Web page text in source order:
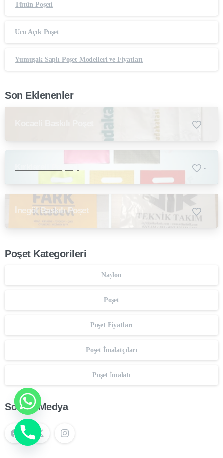
Tütün Poşeti
Ucu Açık Poşet
Yumuşak Saplı Poşet Modelleri ve Fiyatları
Son Eklenenler
-
-
İnegöl Baskılı Poşet -
Poşet Kategorileri
Naylon
Poşet
Poşet Fiyatları
Poşet İmalatçıları
Poşet İmalatı
Sosyal Medya